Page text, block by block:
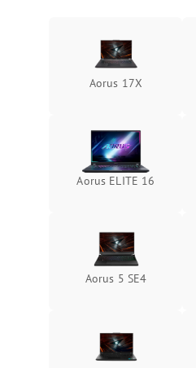
оперативной памяти:
вылеты приложений,
синие экраны
Aorus 17X
Aorus ELITE 16
Aorus 5 SE4